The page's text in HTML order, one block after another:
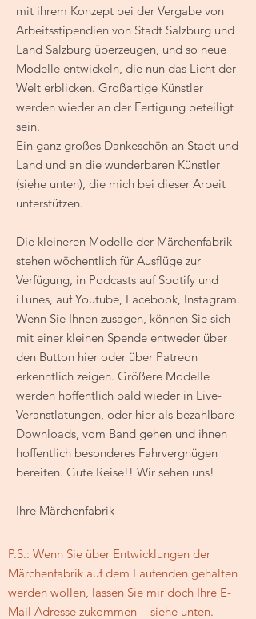
mit ihrem Konzept bei der Vergabe von
Arbeitsstipendien von Stadt Salzburg und
Land Salzburg überzeugen, und so neue
Modelle entwickeln, die nun das Licht der
Welt erblicken. Großartige Künstler
werden wieder an der Fertigung beteiligt
sein.
Ein ganz großes Dankeschön an Stadt und
Land und an die wunderbaren Künstler
(siehe unten), die mich bei dieser Arbeit
unterstützen.
Die kleineren Modelle der Märchenfabrik
stehen wöchentlich für Ausflüge zur
Verfügung, in Podcasts auf Spotify und
iTunes, auf Youtube, Facebook, Instagram.
Wenn Sie Ihnen zusagen, können Sie sich
mit einer kleinen Spende entweder über
den Button hier oder über Patreon
erkenntlich zeigen. Größere Modelle
werden hoffentlich bald wieder in Live-
Veranstlatungen, oder hier als bezahlbare
Downloads, vom Band gehen und ihnen
hoffentlich besonderes Fahrvergnügen
bereiten. Gute Reise!! Wir sehen uns!
Ihre Märchenfabrik
P.S.: Wenn Sie über Entwicklungen der
Märchenfabrik auf dem Laufenden gehalten
werden wollen, lassen Sie mir doch Ihre E-
Mail Adresse zukommen - siehe unten.